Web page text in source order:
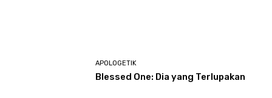
APOLOGETIK
Blessed One: Dia yang Terlupakan